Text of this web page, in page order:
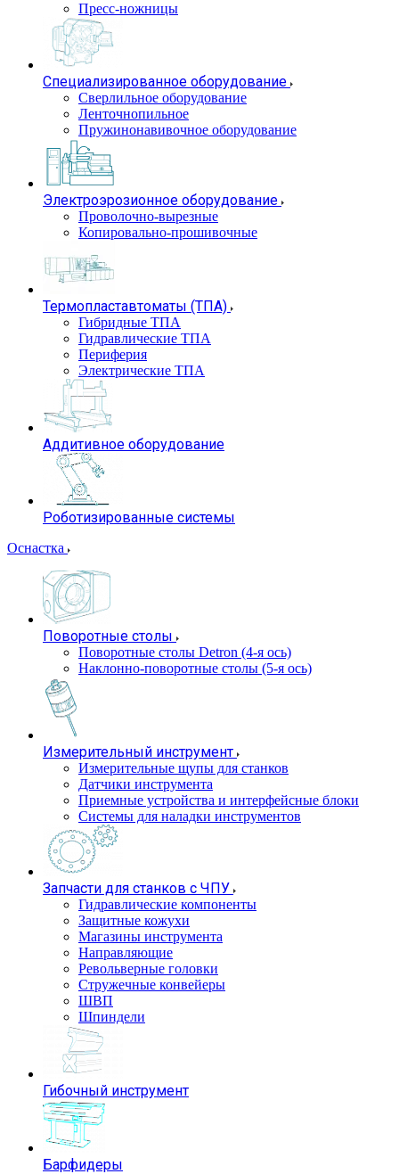
Пресс-ножницы
Специализированное оборудование
Сверлильное оборудование
Ленточнопильное
Пружинонавивочное оборудование
Электроэрозионное оборудование
Проволочно-вырезные
Копировально-прошивочные
Термопластавтоматы (ТПА)
Гибридные ТПА
Гидравлические ТПА
Периферия
Электрические ТПА
Аддитивное оборудование
Роботизированные системы
Оснастка
Поворотные столы
Поворотные столы Detron (4-я ось)
Наклонно-поворотные столы (5-я ось)
Измерительный инструмент
Измерительные щупы для станков
Датчики инструмента
Приемные устройства и интерфейсные блоки
Системы для наладки инструментов
Запчасти для станков с ЧПУ
Гидравлические компоненты
Защитные кожухи
Магазины инструмента
Направляющие
Револьверные головки
Стружечные конвейеры
ШВП
Шпиндели
Гибочный инструмент
Барфидеры